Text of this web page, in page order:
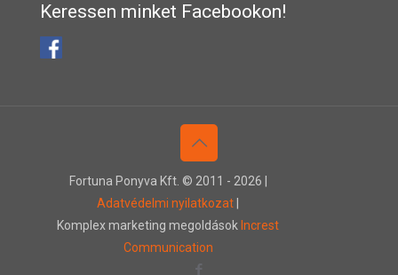
Keressen minket Facebookon!
Fortuna Ponyva Kft. © 2011 - 2026 |
Adatvédelmi nyilatkozat
Komplex marketing megoldások Increst
Communication